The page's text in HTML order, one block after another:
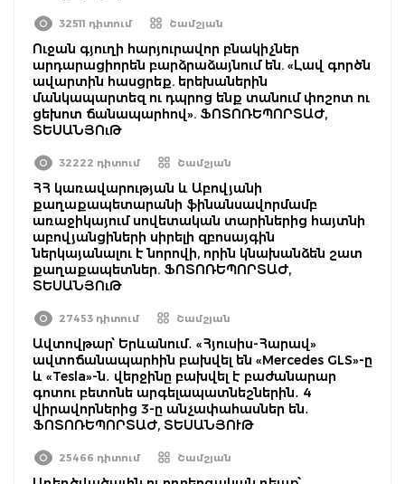
32511 դիտում Շամշյան
Ուջան գյուղի հարյուրավոր բնակիչներ
արդարացիորեն բարձրաձայնում են. «Լավ գործն
ավարտին հասցրեք. երեխաներին
մանկապարտեզ ու դպրոց ենք տանում փոշոտ ու
ցեխոտ ճանապարհով». ՖՈՏՈՌԵՊՈՐՏԱԺ,
ՏԵՍԱՆՅՈւԹ
32222 դիտում Շամշյան
ՀՀ կառավարության և Աբովյանի
քաղաքապետարանի ֆինանսավորմամբ
առաջիկայում սովետական տարիներից հայտնի
աբովյանցիների սիրելի զբոսայգին
ներկայանալու է նորովի, որին կնախանձեն շատ
քաղաքապետներ. ՖՈՏՈՌԵՊՈՐՏԱԺ,
ՏԵՍԱՆՅՈւԹ
27453 դիտում Շամշյան
Ավտովթար՝ Երևանում․ «Հյուսիս-Հարավ»
ավտոճանապարհին բախվել են «Mercedes GLS»-ը
և «Tesla»-ն․ վերջինը բախվել է բաժանարար
գոտու բետոնե արգելապատնեշներին․ 4
վիրավորներից 3-ը անչափահասներ են․
ՖՈՏՈՌԵՊՈՐՏԱԺ, ՏԵՍԱՆՅՈՒԹ
25466 դիտում Շամշյան